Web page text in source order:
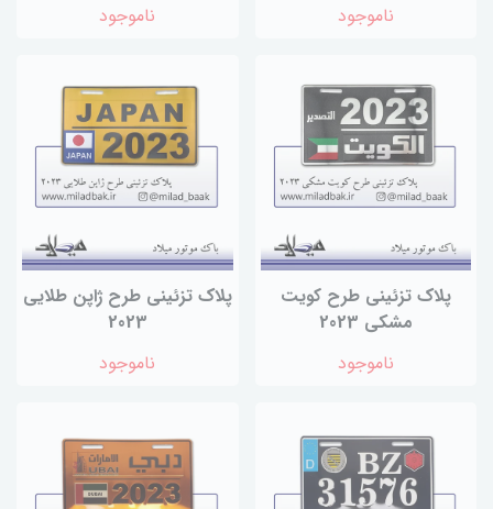
ناموجود
ناموجود
پلاک تزئینی طرح کویت
مشکی 2023
ناموجود
پلاک تزئینی طرح ژاپن طلایی
2023
ناموجود